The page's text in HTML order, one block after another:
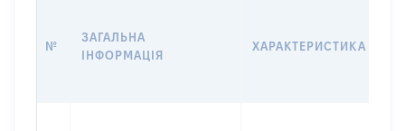
№
ЗАГАЛЬНА
ІНФОРМАЦІЯ
ХАРАКТЕРИСТИКА